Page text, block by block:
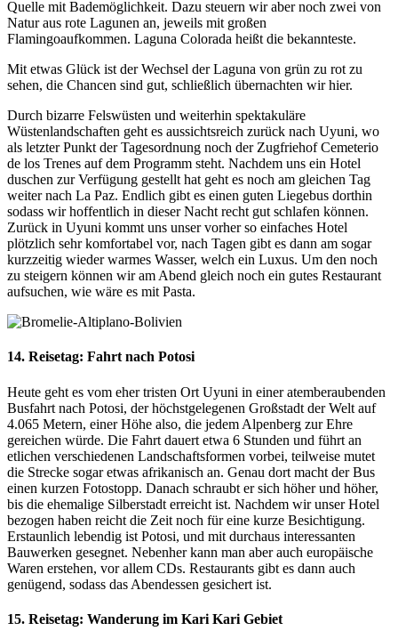
Quelle mit Bademöglichkeit. Dazu steuern wir aber noch zwei von
Natur aus rote Lagunen an, jeweils mit großen
Flamingoaufkommen. Laguna Colorada heißt die bekannteste.
Mit etwas Glück ist der Wechsel der Laguna von grün zu rot zu
sehen, die Chancen sind gut, schließlich übernachten wir hier.
Durch bizarre Felswüsten und weiterhin spektakuläre
Wüstenlandschaften geht es aussichtsreich zurück nach Uyuni, wo
als letzter Punkt der Tagesordnung noch der Zugfriehof Cemeterio
de los Trenes auf dem Programm steht. Nachdem uns ein Hotel
duschen zur Verfügung gestellt hat geht es noch am gleichen Tag
weiter nach La Paz. Endlich gibt es einen guten Liegebus dorthin
sodass wir hoffentlich in dieser Nacht recht gut schlafen können.
Zurück in Uyuni kommt uns unser vorher so einfaches Hotel
plötzlich sehr komfortabel vor, nach Tagen gibt es dann am sogar
kurzzeitig wieder warmes Wasser, welch ein Luxus. Um den noch
zu steigern können wir am Abend gleich noch ein gutes Restaurant
aufsuchen, wie wäre es mit Pasta.
14. Reisetag: Fahrt nach Potosi
Heute geht es vom eher tristen Ort Uyuni in einer atemberaubenden
Busfahrt nach Potosi, der höchstgelegenen Großstadt der Welt auf
4.065 Metern, einer Höhe also, die jedem Alpenberg zur Ehre
gereichen würde. Die Fahrt dauert etwa 6 Stunden und führt an
etlichen verschiedenen Landschaftsformen vorbei, teilweise mutet
die Strecke sogar etwas afrikanisch an. Genau dort macht der Bus
einen kurzen Fotostopp. Danach schraubt er sich höher und höher,
bis die ehemalige Silberstadt erreicht ist. Nachdem wir unser Hotel
bezogen haben reicht die Zeit noch für eine kurze Besichtigung.
Erstaunlich lebendig ist Potosi, und mit durchaus interessanten
Bauwerken gesegnet. Nebenher kann man aber auch europäische
Waren erstehen, vor allem CDs. Restaurants gibt es dann auch
genügend, sodass das Abendessen gesichert ist.
15. Reisetag: Wanderung im Kari Kari Gebiet